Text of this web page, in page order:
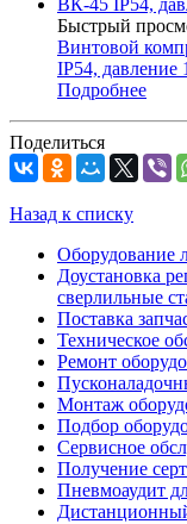
Быстрый
Винтовой
IP54, давление
Подробнее
Поделиться
Назад к списку
Оборудование
Доустановка
сверлильные
Поставка
Техническое
Ремонт
Монтаж
Подбор
Сервисное
Получение
Пневмоаудит